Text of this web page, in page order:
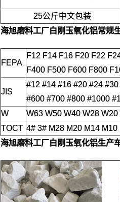
25公斤中文包装
海旭磨料工厂白刚玉氧化铝常规
FEPA
F12 F14 F16 F20 F22
F400 F500 F600 F800
JIS
#12 #14 #16 #20 #24
#600 #700 #800 #1000
W
W63 W50 W40 W28
TOCT 4# 3# M28 M20 M14 M10
海旭磨料工厂白刚玉氧化铝生产